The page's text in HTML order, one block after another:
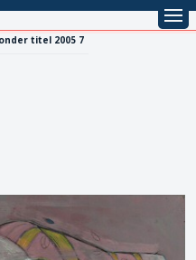
titel 2005 7